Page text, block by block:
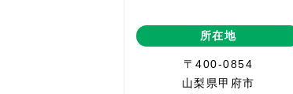
所在地
〒400-0854
山梨県甲府市